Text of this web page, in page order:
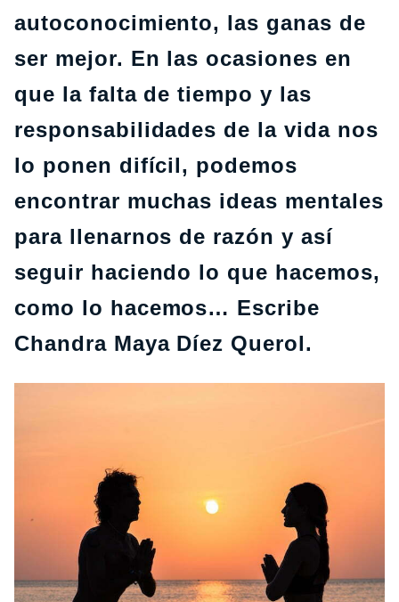
autoconocimiento, las ganas de
ser mejor. En las ocasiones en
que la falta de tiempo y las
responsabilidades de la vida nos
lo ponen difícil, podemos
encontrar muchas ideas mentales
para llenarnos de razón y así
seguir haciendo lo que hacemos,
como lo hacemos… Escribe
Chandra Maya Díez Querol.